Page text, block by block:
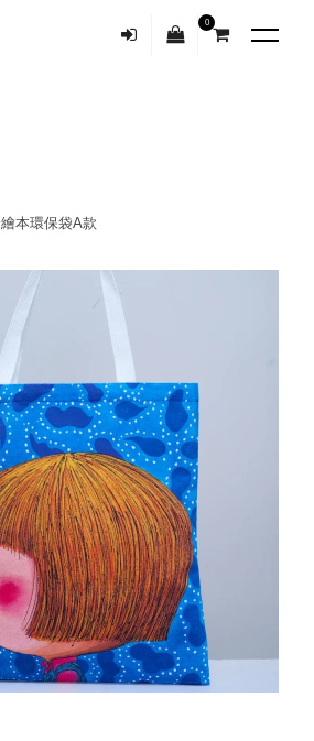
0
本環保袋A款